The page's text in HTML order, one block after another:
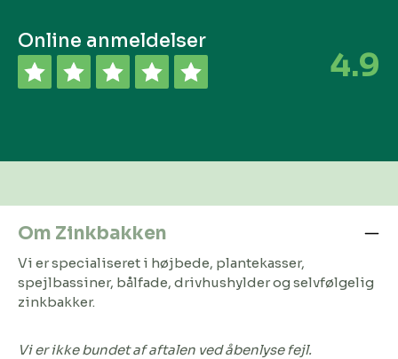
Online anmeldelser
4.9
Om Zinkbakken
Vi er specialiseret i højbede, plantekasser,
spejlbassiner, bålfade, drivhushylder og selvfølgelig
zinkbakker.
Vi er ikke bundet af aftalen ved åbenlyse fejl.